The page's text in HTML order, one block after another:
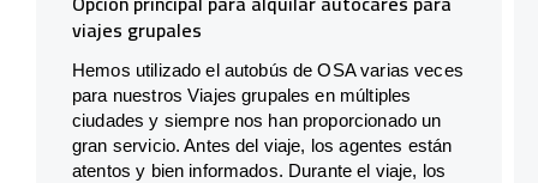
viajes grupales
Hemos utilizado el autobús de OSA varias veces
para nuestros Viajes grupales en múltiples
ciudades y siempre nos han proporcionado un
gran servicio. Antes del viaje, los agentes están
atentos y bien informados. Durante el viaje, los